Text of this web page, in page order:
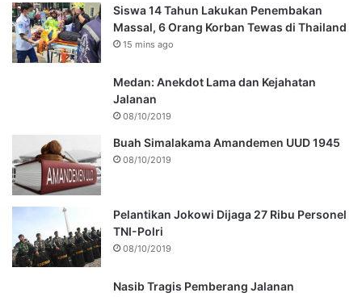
Siswa 14 Tahun Lakukan Penembakan
Massal, 6 Orang Korban Tewas di Thailand
15 mins ago
Medan: Anekdot Lama dan Kejahatan
Jalanan
08/10/2019
Buah Simalakama Amandemen UUD 1945
08/10/2019
Pelantikan Jokowi Dijaga 27 Ribu Personel
TNI-Polri
08/10/2019
Nasib Tragis Pemberang Jalanan